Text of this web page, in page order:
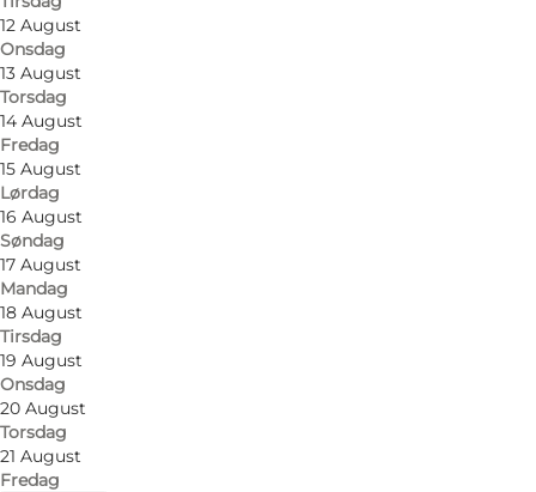
12 August
Onsdag
13 August
Torsdag
14 August
Fredag
15 August
Lørdag
16 August
Søndag
17 August
Mandag
18 August
Tirsdag
19 August
Onsdag
20 August
Torsdag
21 August
Fredag
Foto: Vagabond Tours